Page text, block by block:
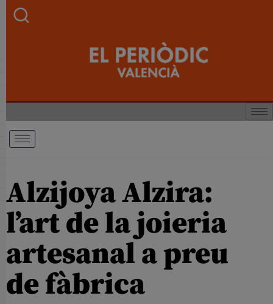
Alzijoya Alzira:
l’art de la joieria
artesanal a preu
de fàbrica